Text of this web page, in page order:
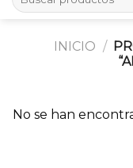
por:
INICIO /
No se han